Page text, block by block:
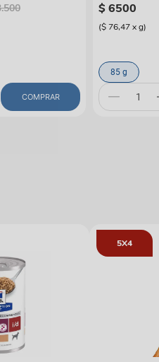
.500
COMPRAR
$6500
($ 76,47xg)
85 g
5X4